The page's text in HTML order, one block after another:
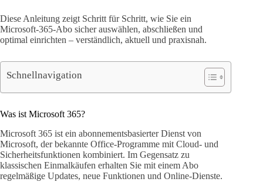
Diese Anleitung zeigt Schritt für Schritt, wie Sie ein
Microsoft-365-Abo sicher auswählen, abschließen und
optimal einrichten – verständlich, aktuell und praxisnah.
Schnellnavigation
Was ist Microsoft 365?
Microsoft 365 ist ein abonnementsbasierter Dienst von
Microsoft, der bekannte Office-Programme mit Cloud- und
Sicherheitsfunktionen kombiniert. Im Gegensatz zu
klassischen Einmalkäufen erhalten Sie mit einem Abo
regelmäßige Updates, neue Funktionen und Online-Dienste.